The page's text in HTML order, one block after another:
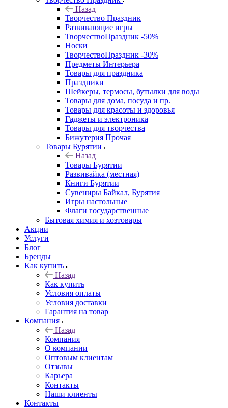
Назад
Творчество Праздник
Развивающие игры
ТворчествоПраздник -50%
Носки
ТворчествоПраздник -30%
Предметы Интерьера
Товары для праздника
Праздники
Шейкеры, термосы, бутылки для воды
Товары для дома, посуда и пр.
Товары для красоты и здоровья
Гаджеты и электроника
Товары для творчества
Бижутерия Прочая
Товары Бурятии
Назад
Товары Бурятии
Развивайка (местная)
Книги Бурятии
Сувениры Байкал, Бурятия
Игры настольные
Флаги государственные
Бытовая химия и хозтовары
Акции
Услуги
Блог
Бренды
Как купить
Назад
Как купить
Условия оплаты
Условия доставки
Гарантия на товар
Компания
Назад
Компания
О компании
Оптовым клиентам
Отзывы
Карьера
Контакты
Наши клиенты
Контакты